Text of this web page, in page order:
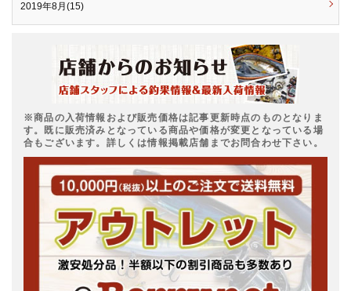
2019年8月(15)
※商品の入荷情報および販売価格は記事更新時点のものとなりま
す。既に販売済みとなっている商品や価格が変更となっている場
合もございます。詳しくは情報掲載店舗までお問合わせ下さい。